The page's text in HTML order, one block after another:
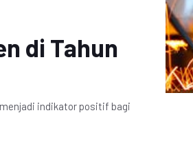
di Tahun
indikator positif bagi